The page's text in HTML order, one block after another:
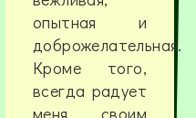
опытная и
доброжелательная.
Кроме того,
всегда радует
меня своим